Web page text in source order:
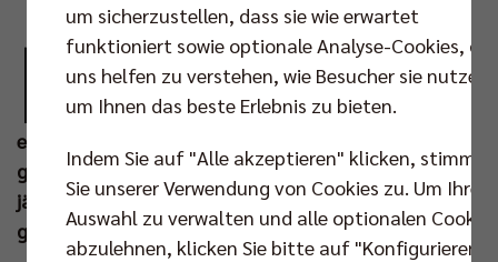
M it Andrea Anastasi haben die Berlin
Recycling Volleys einen der
renommiertesten Trainer des
europäischen Volleyballs verpflichtet. Entsprechend
groß war die mediale Aufmerksamkeit, als der 65-
jährige am Dienstag in Berlin vorgestellt wurde. Die
gesammelten Pressestimmen:
um sicherzustellen, dass sie wie erwartet
funktioniert sowie optionale Analyse-Cookies, die
uns helfen zu verstehen, wie Besucher sie nutzen,
um Ihnen das beste Erlebnis zu bieten.
Indem Sie auf "Alle akzeptieren" klicken, stimmen
Sie unserer Verwendung von Cookies zu. Um Ihre
Auswahl zu verwalten und alle optionalen Cookies
abzulehnen, klicken Sie bitte auf "Konfigurieren".